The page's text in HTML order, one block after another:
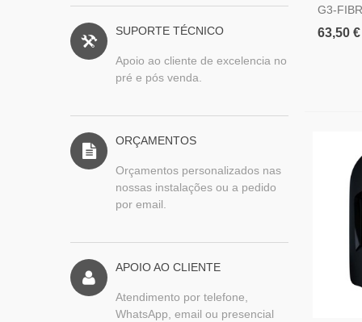
SUPORTE TÉCNICO
Apoio ao cliente de excelencia no
pré e pós venda.
ORÇAMENTOS
Orçamentos personalizados nas
nossas instalações ou a pedido
por email.
APOIO AO CLIENTE
Atendimento por telefone,
WhatsApp, email ou presencial
G3-
63,50 €